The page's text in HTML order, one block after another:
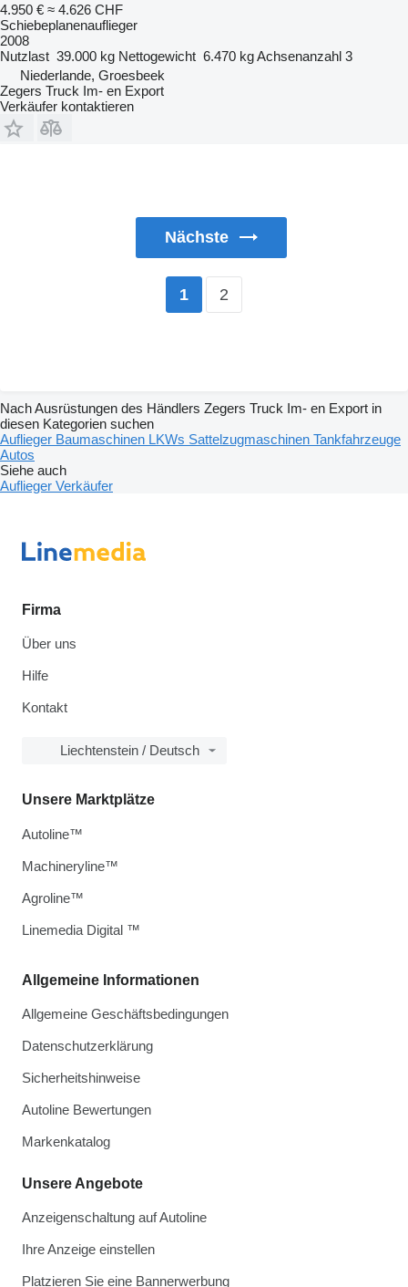
4.950 € ≈ 4.626 CHF
Schiebeplanenauflieger
2008
Nutzlast 39.000 kg Nettogewicht 6.470 kgAchsenanzahl 3
Niederlande, Groesbeek
Zegers Truck Im- en Export
Verkäufer kontaktieren
Nächste
1 2
Nach Ausrüstungen des Händlers Zegers Truck Im- en Export in
diesen Kategorien suchen
Auflieger Baumaschinen LKWs Sattelzugmaschinen Tankfahrzeuge
Autos
Siehe auch
Auflieger Verkäufer
Firma
Über uns
Hilfe
Kontakt
Liechtenstein / Deutsch
Allgemeine Informationen
Allgemeine Geschäftsbedingungen
Datenschutzerklärung
Sicherheitshinweise
Autoline Bewertungen
Markenkatalog
Unsere Angebote
Anzeigenschaltung auf Autoline
Ihre Anzeige einstellen
Platzieren Sie eine Bannerwerbung
Unsere Marktplätze
Autoline™
Machineryline™
Agroline™
Linemedia Digital ™